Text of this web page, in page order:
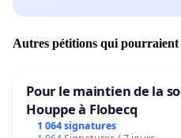
Autres pétitions qui pourraient
Pour le maintien de la
Houppe à Flobecq
1 064 signatures